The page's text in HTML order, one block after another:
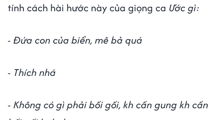
tính cách hài hước này của giọng ca Ước gì:
- Đứa con của biển, mê bả quá
- Thích nhá
- Không có gì phải bối gối, kh cần gung kh cần